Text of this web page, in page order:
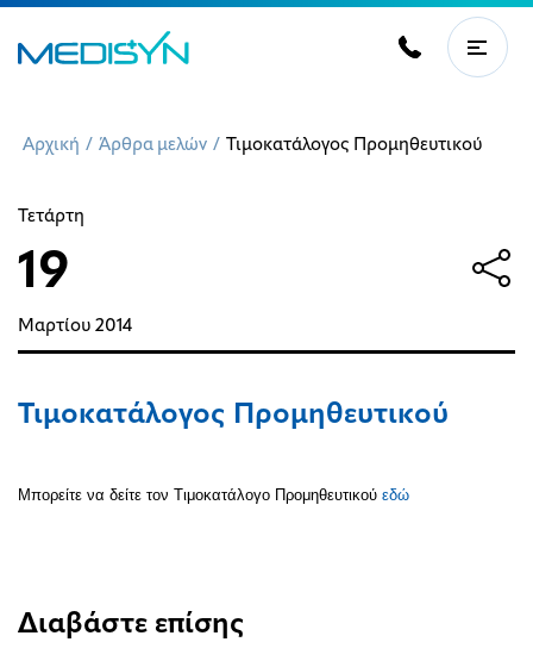
Αρχική / Άρθρα μελών / Τιμοκατάλογος Προμηθευτικού
Τετάρτη
19
Μαρτίου 2014
Τιμοκατάλογος Προμηθευτικού
Μπορείτε να δείτε τον Τιμοκατάλογο Προμηθευτικού εδώ
Διαβάστε επίσης